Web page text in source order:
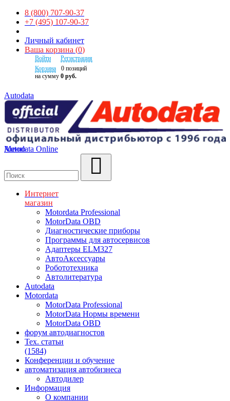
8 (800) 707-90-37
+7 (495) 107-90-37
Личный кабинет
Ваша корзина (0)
Войти
Регистрация
Корзина
0 позиций
на сумму 0 руб.
Autodata
Autodata Online
Меню
Интернет
магазин
Motordata Professional
MotorData OBD
Диагностические приборы
Программы для автосервисов
Адаптеры ELM327
АвтоАксессуары
Робототехника
Автолитература
Autodata
Motordata
MotorData Professional
MotorData Нормы времени
MotorData OBD
форум автодиагностов
Тех. статьи
(1584)
Конференции и обучение
автоматизация автобизнеса
Автодилер
Информация
О компании